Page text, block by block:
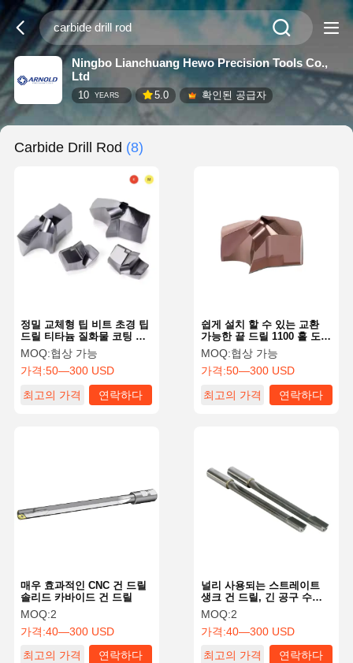
Ningbo Lianchuang Hewo Precision Tools Co.,
Ltd
10 YEARS 5.0 확인된 공급자
Carbide Drill Rod (8)
정밀 교체형 팁 비트 초경 팁
드릴 티타늄 질화물 코팅 혁
신적
MOQ:협상 가능
가격:50—300 USD
최고의 가격
연락하다
쉽게 설치 할 수 있는 교환
가능한 끝 드릴 1100 홀 도구
수명 높은 성능 CE 인증
MOQ:협상 가능
가격:50—300 USD
최고의 가격
연락하다
매우 효과적인 CNC 건 드릴
솔리드 카바이드 건 드릴
MOQ:2
가격:40—300 USD
최고의 가격
연락하다
널리 사용되는 스트레이트
생크 건 드릴, 긴 공구 수명
으로 높은 정밀도
MOQ:2
가격:40—300 USD
최고의 가격
연락하다